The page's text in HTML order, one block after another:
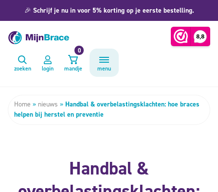
🎉 Schrijf je nu in voor 5% korting op je eerste bestelling.
zoeken login mandje
0
menu
Home » nieuws » Handbal & overbelastingsklachten: hoe braces
helpen bij herstel en preventie
Handbal &